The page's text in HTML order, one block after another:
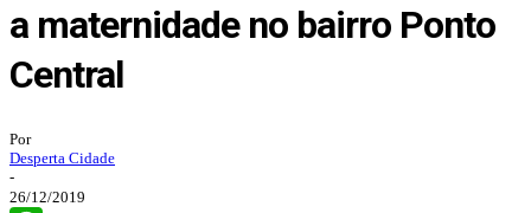
a maternidade no bairro Ponto
Central
Por
Desperta Cidade
-
26/12/2019